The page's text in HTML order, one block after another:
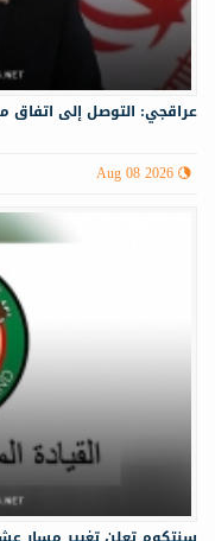
عراقجي: التوصل إلى
Aug 08 2026